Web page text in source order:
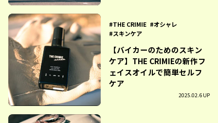
THE CRIMIE
オシャレ
スキンケア
【バイカーのためのスキン
ケア】THE CRIMIEの新作フ
ェイスオイルで簡単セルフ
ケア
2025.02.6 UP